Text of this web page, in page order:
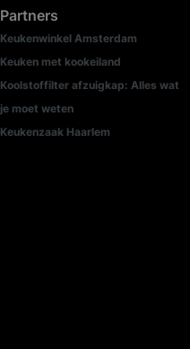
Partners
Keukenwinkel Amsterdam
Keuken met kookeiland
Koolstoffilter afzuigkap: Alles wat
je moet weten
Keukenzaak Haarlem